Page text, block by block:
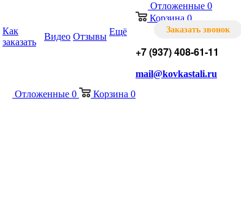
Отложенные 0
Корзина 0
Заказать звонок
+7 (937) 408-61-11
mail@kovkastali.ru
Как
заказать
Видео Отзывы Ещё
Отложенные 0 Корзина 0